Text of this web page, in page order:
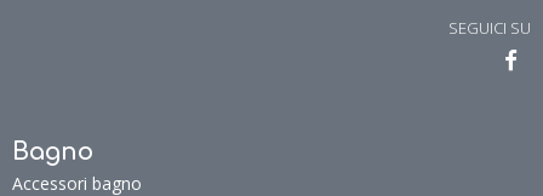
SEGUICI SU
Bagno
Accessori bagno